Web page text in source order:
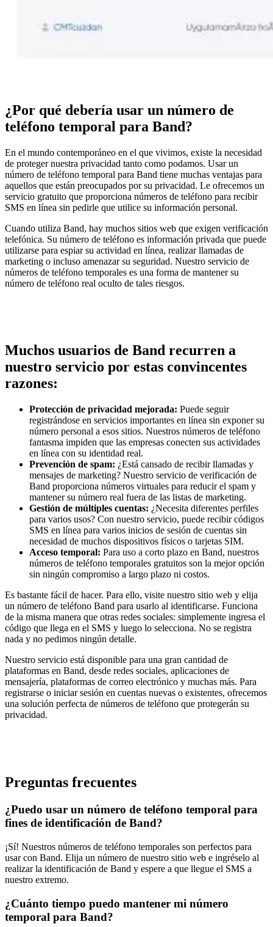
¿Por qué debería usar un número de
teléfono temporal para Band?
En el mundo contemporáneo en el que vivimos, existe la necesidad
de proteger nuestra privacidad tanto como podamos. Usar un
número de teléfono temporal para Band tiene muchas ventajas para
aquellos que están preocupados por su privacidad. Le ofrecemos un
servicio gratuito que proporciona números de teléfono para recibir
SMS en línea sin pedirle que utilice su información personal.
Cuando utiliza Band, hay muchos sitios web que exigen verificación
telefónica. Su número de teléfono es información privada que puede
utilizarse para espiar su actividad en línea, realizar llamadas de
marketing o incluso amenazar su seguridad. Nuestro servicio de
números de teléfono temporales es una forma de mantener su
número de teléfono real oculto de tales riesgos.
Muchos usuarios de Band recurren a
nuestro servicio por estas convincentes
razones:
Protección de privacidad mejorada: Puede seguir
registrándose en servicios importantes en línea sin exponer su
número personal a esos sitios. Nuestros números de teléfono
fantasma impiden que las empresas conecten sus actividades
en línea con su identidad real.
Prevención de spam: ¿Está cansado de recibir llamadas y
mensajes de marketing? Nuestro servicio de verificación de
Band proporciona números virtuales para reducir el spam y
mantener su número real fuera de las listas de marketing.
Gestión de múltiples cuentas: ¿Necesita diferentes perfiles
para varios usos? Con nuestro servicio, puede recibir códigos
SMS en línea para varios inicios de sesión de cuentas sin
necesidad de muchos dispositivos físicos o tarjetas SIM.
Acceso temporal: Para uso a corto plazo en Band, nuestros
números de teléfono temporales gratuitos son la mejor opción
sin ningún compromiso a largo plazo ni costos.
Es bastante fácil de hacer. Para ello, visite nuestro sitio web y elija
un número de teléfono Band para usarlo al identificarse. Funciona
de la misma manera que otras redes sociales: simplemente ingresa el
código que llega en el SMS y luego lo selecciona. No se registra
nada y no pedimos ningún detalle.
Nuestro servicio está disponible para una gran cantidad de
plataformas en Band, desde redes sociales, aplicaciones de
mensajería, plataformas de correo electrónico y muchas más. Para
registrarse o iniciar sesión en cuentas nuevas o existentes, ofrecemos
una solución perfecta de números de teléfono que protegerán su
privacidad.
Preguntas frecuentes
¿Puedo usar un número de teléfono temporal para
fines de identificación de Band?
¡Sí! Nuestros números de teléfono temporales son perfectos para
usar con Band. Elija un número de nuestro sitio web e ingréselo al
realizar la identificación de Band y espere a que llegue el SMS a
nuestro extremo.
¿Cuánto tiempo puedo mantener mi número
temporal para Band?